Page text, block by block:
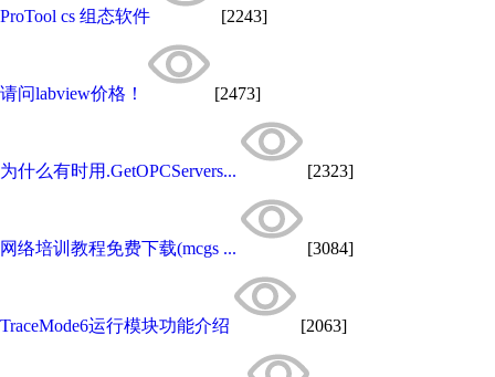
ProTool cs 组态软件 [2243]
请问labview价格！ [2473]
为什么有时用.GetOPCServers... [2323]
网络培训教程免费下载(mcgs ... [3084]
TraceMode6运行模块功能介绍 [2063]